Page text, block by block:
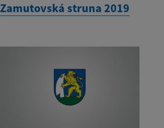
Zamutovská struna 2019